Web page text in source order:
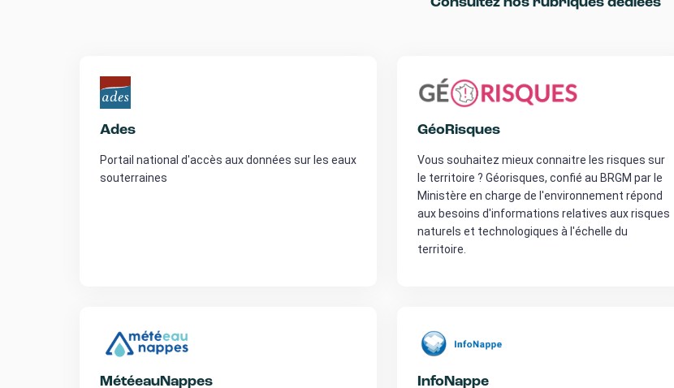
Ades
Portail national d'accès aux données sur les eaux
souterraines
GéoRisques
Vous souhaitez mieux connaitre les risques sur
le territoire ? Géorisques, confié au BRGM par le
Ministère en charge de l'environnement répond
aux besoins d'informations relatives aux risques
naturels et technologiques à l'échelle du
territoire.
MétéeauNappes InfoNappe